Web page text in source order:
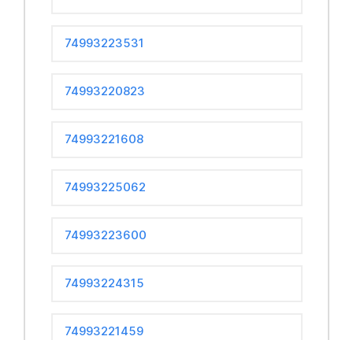
74993223531
74993220823
74993221608
74993225062
74993223600
74993224315
74993221459